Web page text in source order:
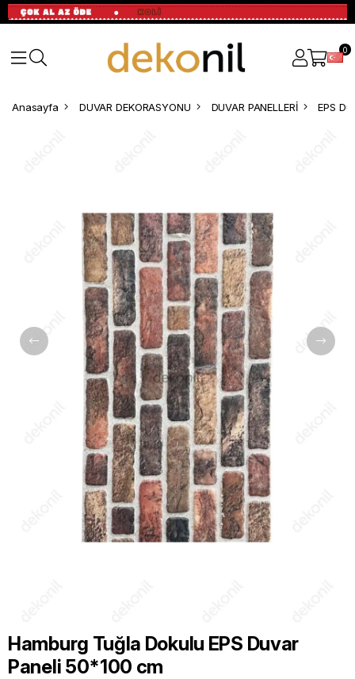
0
Anasayfa DUVAR DEKORASYONU DUVAR PANELLERİ EPS
Hamburg Tuğla Dokulu EPS Duvar
Paneli 50*100 cm